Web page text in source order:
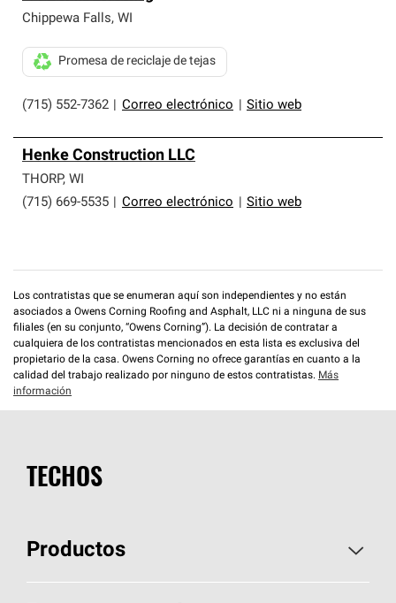
Chippewa Falls, WI
(715) 552-7362 Correo electrónico Sitio web
Promesa de reciclaje de tejas
Henke Construction LLC
THORP, WI
(715) 669-5535
Correo electrónico Sitio web
Los contratistas que se enumeran aquí son independientes y no están
asociados a Owens Corning Roofing and Asphalt, LLC ni a ninguna de sus
filiales (en su conjunto, “Owens Corning”). La decisión de contratar a
cualquiera de los contratistas mencionados en esta lista es exclusiva del
propietario de la casa. Owens Corning no ofrece garantías en cuanto a la
calidad del trabajo realizado por ninguno de estos contratistas. Más
información
TECHOS
Productos